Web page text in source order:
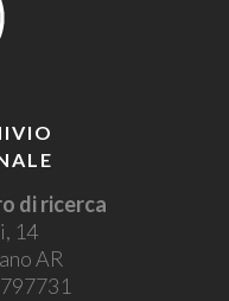
di ricerca
14
AR